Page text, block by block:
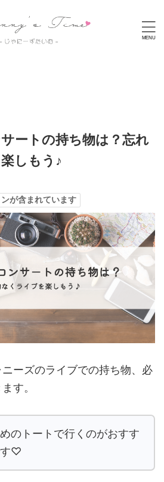
ートの持ち物は？忘れ
しもう♪
が含まれています
ーズのライブでの持ち物、必
す。
のトートで行くのがおすす
♡